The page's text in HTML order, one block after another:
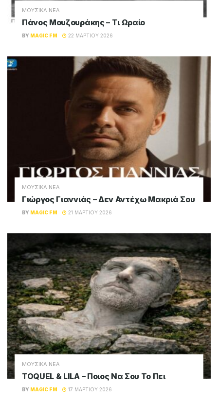
ΜΟΥΣΙΚΑ ΝΕΑ
Πάνος Μουζουράκης – Τι Ωραίο
BY MAGIC FM 22 ΜΑΡΤΊΟΥ 2026
ΜΟΥΣΙΚΑ ΝΕΑ
Γιώργος Γιαννιάς – Δεν Αντέχω Μακριά Σου
BY MAGIC FM 21 ΜΑΡΤΊΟΥ 2026
ΜΟΥΣΙΚΑ ΝΕΑ
TOQUEL & LILA – Ποιος Να Σου Το Πει
BY MAGIC FM 17 ΜΑΡΤΊΟΥ 2026